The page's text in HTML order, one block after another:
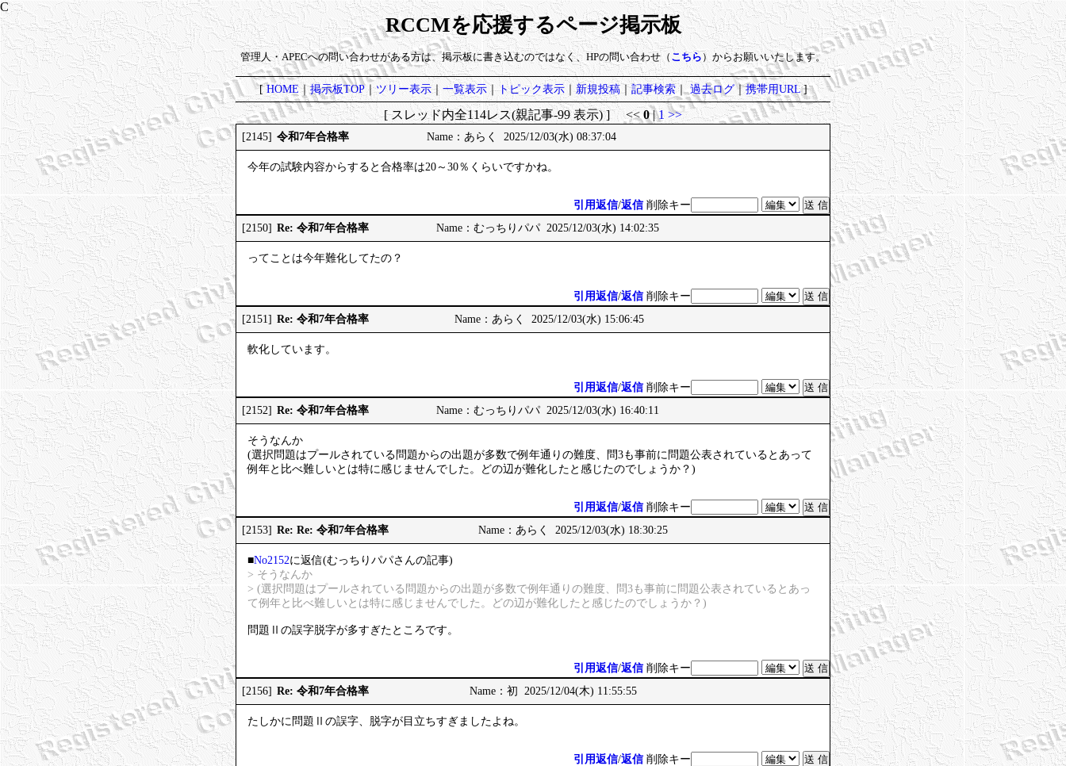
RCCMを応援するページ掲示板
管理人・APECへの問い合わせがある方は、掲示板に書き込むのではなく、HPの問い合わせ（ こちら ）からお願いいたします。
[HOME｜掲示板TOP｜ツリー表示｜ 一覧表示｜トピック表示｜ 新規投稿｜記事検索｜ 過去ログ｜携帯用URL]
[ スレッド内全114レス(親記事-99 表示) ] << 0|1 >>
[2145] 令和7年合格率 Name：あらく 2025/12/03(水) 08:37:04
今年の試験内容からすると合格率は20～30％くらいですかね。
引用返信/返信 削除キー
[2150] Re: 令和7年合格率 Name：むっちりパパ 2025/12/03(水) 14:02:35
ってことは今年難化してたの？
引用返信/返信 削除キー
[2151] Re: 令和7年合格率 Name：あらく 2025/12/03(水) 15:06:45
軟化しています。
引用返信/返信 削除キー
[2152] Re: 令和7年合格率 Name：むっちりパパ 2025/12/03(水) 16:40:11
そうなんか
(選択問題はプールされている問題からの出題が多数で例年通りの難度、問3も事前に問題公表されているとあって
例年と比べ難しいとは特に感じませんでした。どの辺が難化したと感じたのでしょうか？)
引用返信/返信 削除キー
[2153] Re: Re: 令和7年合格率 Name：あらく 2025/12/03(水) 18:30:25
■No2152に返信(むっちりパパさんの記事)
> そうなんか
> (選択問題はプールされている問題からの出題が多数で例年通りの難度、問3も事前に問題公表されているとあっ
て例年と比べ難しいとは特に感じませんでした。どの辺が難化したと感じたのでしょうか？)
問題Ⅱの誤字脱字が多すぎたところです。
引用返信/返信 削除キー
[2156] Re: 令和7年合格率 Name：初 2025/12/04(木) 11:55:55
たしかに問題Ⅱの誤字、脱字が目立ちすぎましたよね。
引用返信/返信 削除キー